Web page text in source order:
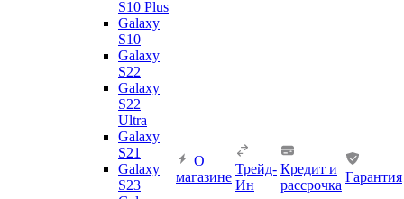
S10 Plus
Galaxy
S10
Galaxy
S22
Galaxy
S22
Ultra
Galaxy
S21
Galaxy
S23
О
магазине
Трейд-
Ин
Кредит и
рассрочка
Гарантия